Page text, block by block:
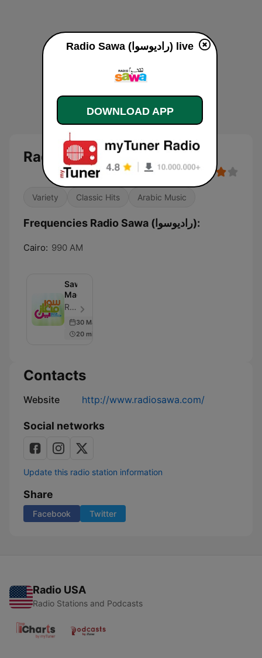
Variety Classic Hits Arabic Music
Frequencies Radio Sawa (راديوسوا):
Cairo: 990 AM
Sawa
Magazine
Radio Sawa - Episode 10
30 May 2019
20 min
Contacts
Website http://www.radiosawa.com/
Social networks
Update this radio station information
Share
Facebook Twitter
Radio USA
Radio Stations and Podcasts
Radio Sawa (راديوسوا) live
DOWNLOAD APP